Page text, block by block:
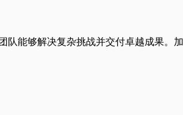
能够解决复杂挑战并交付卓越成果。